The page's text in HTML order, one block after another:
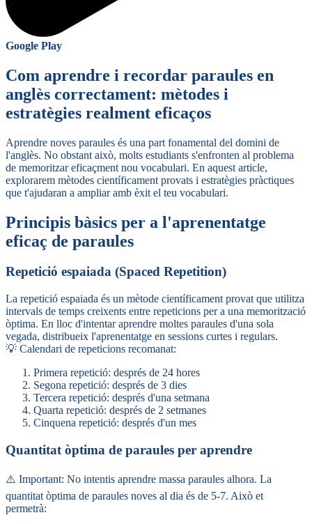
Google Play
Com aprendre i recordar paraules en
anglès correctament: mètodes i
estratègies realment eficaços
Aprendre noves paraules és una part fonamental del domini de
l'anglès. No obstant això, molts estudiants s'enfronten al problema
de memoritzar eficaçment nou vocabulari. En aquest article,
explorarem mètodes científicament provats i estratègies pràctiques
que t'ajudaran a ampliar amb èxit el teu vocabulari.
Principis bàsics per a l'aprenentatge
eficaç de paraules
Repetició espaiada (Spaced Repetition)
La repetició espaiada és un mètode científicament provat que utilitza
intervals de temps creixents entre repeticions per a una memorització
òptima. En lloc d'intentar aprendre moltes paraules d'una sola
vegada, distribueix l'aprenentatge en sessions curtes i regulars.
💡 Calendari de repeticions recomanat:
Primera repetició: després de 24 hores
Segona repetició: després de 3 dies
Tercera repetició: després d'una setmana
Quarta repetició: després de 2 setmanes
Cinquena repetició: després d'un mes
Quantitat òptima de paraules per aprendre
⚠️ Important: No intentis aprendre massa paraules alhora. La
quantitat òptima de paraules noves al dia és de 5-7. Això et
permetrà: